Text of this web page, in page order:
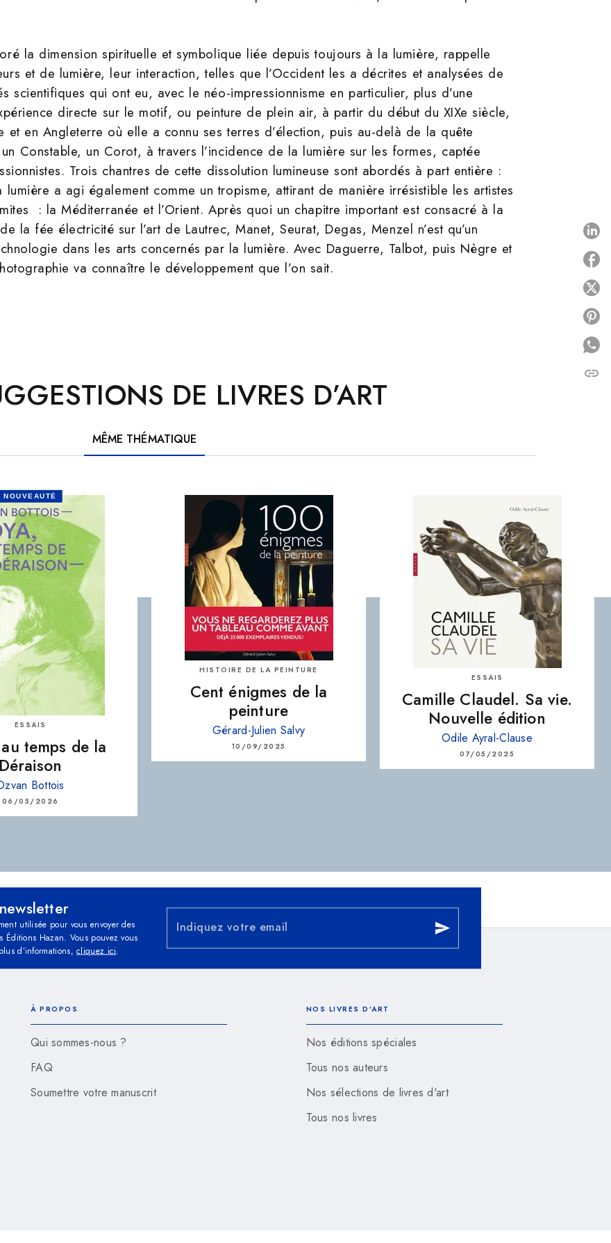
la dimension spirituelle et symbolique liée depuis toujours à la lumière, rappelle
et de lumière, leur interaction, telles que l’Occident les a décrites et analysées de
scientifiques qui ont eu, avec le néo-impressionnisme en particulier, plus d’une
directe sur le motif, ou peinture de plein air, à partir du début du XIXe siècle,
et en Angleterre où elle a connu ses terres d’élection, puis au-delà de la quête
Constable, un Corot, à travers l’incidence de la lumière sur les formes, captée
Trois chantres de cette dissolution lumineuse sont abordés à part entière :
lumière a agi également comme un tropisme, attirant de manière irrésistible les artistes
: la Méditerranée et l’Orient. Après quoi un chapitre important est consacré à la
la fée électricité sur l’art de Lautrec, Manet, Seurat, Degas, Menzel n’est qu’un
dans les arts concernés par la lumière. Avec Daguerre, Talbot, puis Nègre et
va connaître le développement que l’on sait.
DE LIVRES D’ART
MÊME THÉMATIQUE
NOUVEAUTÉ
ESSAIS
temps de la
Déraison
Bottois
06/05/2026
HISTOIRE DE LA PEINTURE
Cent énigmes de la
peinture
Gérard-Julien Salvy
10/09/2025
ESSAIS
Camille Claudel. Sa vie.
Nouvelle édition
Odile Ayral-Clause
07/05/2025
link
utilisée pour vous envoyer des
Éditions Hazan. Vous pouvez vous
d’informations,cliquez ici.
Indiquez votre email send
À PROPOS
Qui sommes-nous ?
FAQ
Soumettre votre manuscrit
NOS LIVRES D'ART
Nos éditions spéciales
Tous nos auteurs
Nos sélections de livres d'art
Tous nos livres